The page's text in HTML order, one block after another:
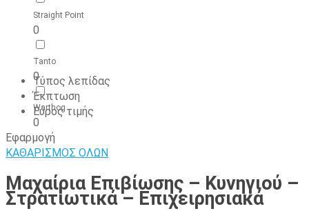
Straight Point
0
Tanto
0
Warthog
0
Τύπος λεπίδας
Έκπτωση
Εύρος τιμής
Εφαρμογή
ΚΑΘΑΡΙΣΜΟΣ ΟΛΩΝ
Μαχαίρια Επιβίωσης – Κυνηγιού –
Στρατιωτικά – Επιχειρησιακά